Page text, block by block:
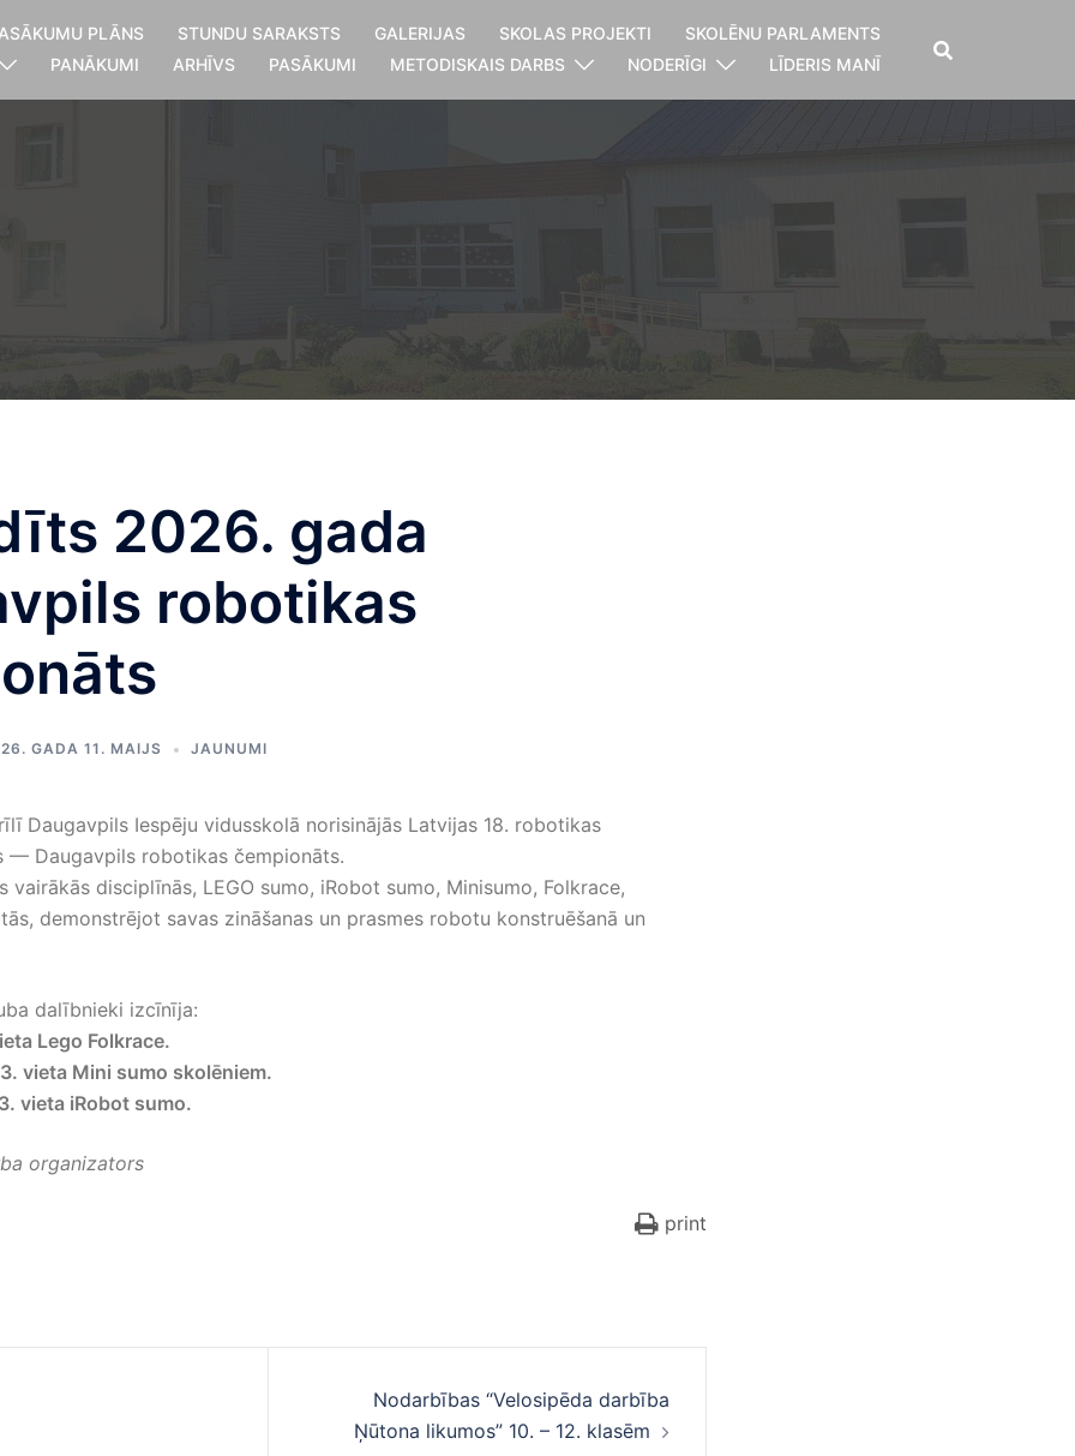
PLĀNS STUNDU SARAKSTS GALERIJAS SKOLAS PROJEKTI
SKOLĒNU PARLAMENTS
PANĀKUMI ARHĪVS PASĀKUMI METODISKAIS DARBS NODERĪGI LĪDERIS MANĪ
2026. gada
robotikas
GADA 11. MAIJS JAUNUMI
Daugavpils Iespēju vidusskolā norisinājās Latvijas 18. robotikas
— Daugavpils robotikas čempionāts.
vairākās disciplīnās, LEGO sumo, iRobot sumo, Minisumo, Folkrace,
demonstrējot savas zināšanas un prasmes robotu konstruēšanā un
dalībnieki izcīnīja:
Lego Folkrace.
vieta Mini sumo skolēniem.
vieta iRobot sumo.
organizators
print
Nodarbības “Velosipēda darbība
Ņūtona likumos” 10. – 12. klasēm